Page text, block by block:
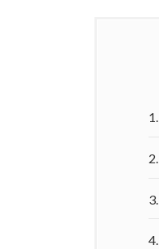
1.
2.
3.
4.